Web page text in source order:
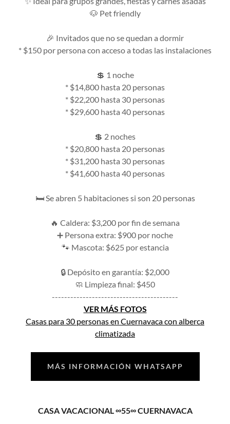
🐶 Pet friendly
🎉 Invitados que no se quedan a dormir
* $150 por persona con acceso a todas las instalaciones
💲 1 noche
* $14,800 hasta 20 personas
* $22,200 hasta 30 personas
* $29,600 hasta 40 personas
💲 2 noches
* $20,800 hasta 20 personas
* $31,200 hasta 30 personas
* $41,600 hasta 40 personas
🛏️ Se abren 5 habitaciones si son 20 personas
🔥 Caldera: $3,200 por fin de semana
➕ Persona extra: $900 por noche
🐾 Mascota: $625 por estancia
🔒 Depósito en garantía: $2,000
🧼 Limpieza final: $450
-----------------------------------------
VER MÁS FOTOS
Casas para 30 personas en Cuernavaca con alberca
climatizada
MÁS INFORMACIÓN WHATSAPP
CASA VACACIONAL ∞55∞ CUERNAVACA